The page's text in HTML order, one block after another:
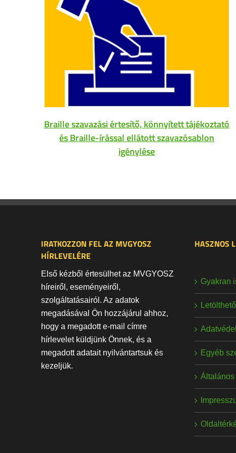
Braille szavazási értesítő, könnyített tájékoztató
és Braille-írással ellátott szavazósablon
igénylése
IRATKOZZON FEL AZ MVGYOSZ
HÍRLEVELÉRE
Első kézből értesülhet az MVGYOSZ
híreiről, eseményeiről,
szolgáltatásairól. Az adatok
megadásával Ön hozzájárul ahhoz,
hogy a megadott e-mail címre
hírlevelet küldjünk Önnek, és a
megadott adatait nyilvántartsuk és
kezeljük.
HASZNOS
Gyakran
Egyéb